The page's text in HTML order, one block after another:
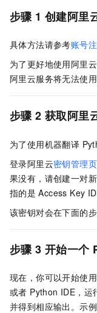
步骤 1 创建阿里
具体方法请参考账号
为了更好地使用阿里
阿里云服务将无法使用
步骤 2 获取阿里
为了使用机器翻译
登录阿里云密钥管理
果没有，请创建一对
指的是 Access Key ID
该密钥对会在下面的
步骤 3 开始一个
现在，你可以开始使
或者 Python IDE，运
并得到相应输出。示